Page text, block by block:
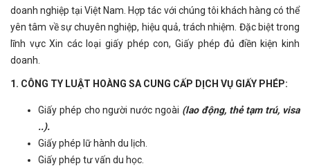
doanh nghiệp tại Việt Nam. Hợp tác với chúng tôi khách hàng có thể
yên tâm về sự chuyên nghiệp, hiệu quả, trách nhiệm. Đặc biệt trong
lĩnh vực Xin các loại giấy phép con, Giấy phép đủ điền kiện kinh
doanh.
1. CÔNG TY LUẬT HOÀNG SA CUNG CẤP DỊCH VỤ GIẤY PHÉP:
Giấy phép cho người nước ngoài (lao động, thẻ tạm trú, visa
..).
Giấy phép lữ hành du lịch.
Giấy phép tư vấn du học.